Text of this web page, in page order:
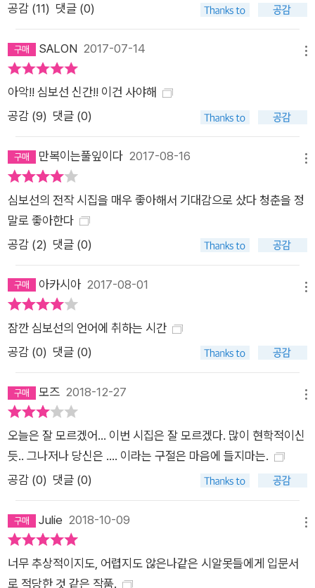
습을 드러내왔다. 이러한 삶의 모습은 시집 속에도 고스란히 투영
되곤 하는데, 구의역에서 스크린도어 정비 중 사망한 소년에 대한
시 「갈색 가방이 있던 역」, 쌍용차 해고 노동자 문제를 다룬 「스물
세번째 인간」 등에서 잘 드러나 있다. 특히 심보선은 단순히 사건
의 전말을 드러내는 데에서 그치는 것이 아니라 마치 또 다른 누
군가를 소환하는 방식으로 시를 전개해간다. 상대의 이름을 묻는
것, 즉 누군가에게 이름을 부여함으로써 자신의 삶으로 타인을 끌
어들일 때 그 타인은 자본주의 안에서 아스라히 사라져간 “죽은
이들”의 이름 중 하나로 자신을 호명해줄 것을 요청한다. 즉, 심
보선이 시집을 열면서 “들어라”라는 시구로 수많은 사람들(그의
삶의 결로 보았을 때 이들은 대부분 자본주의 아래에 속박당한 자
들일 것이다)을 소환할 때, 그리고 그들이 “죽은 이들”로서 그 스
로서로 연결되는 고리를 발견한다. 이는 단순히 내가 너에게 손을
뻗는 일을 넘어, 너가 나에게 닿으려는 의지, 동시에 너와 너가,
는 이름 아래 지어진 공동체가 모습을 드러내는 것이다. 심보선의
시에서 수신자가 설정된 듯한 느낌들, 비단 “들어라”라는 구체적
의 구술사」) 혹은 서간 형식으로 진행되는 시(「브라운이 브라운
에게」)들은 심보선이 꾸려놓은 언어라는 공동체 안에서 듣는 자
와, 말하는 자 사이의 연결 고리가 시 전체의 분위기를 장악하고
있음을 보여준다. 우리는 모두 하나의 조짐, 희미한 움직임이다
바통을 주고받는 이름 없는 주자들이다 그 바통 위에는 ‘끝나지
않았어’라는 말이 새겨져 있다 ―「끝나지 않았어」 부분 “끝나지
않았어”라는 그의 의지가 담긴 시구처럼, 불행이 꼬리를 물고 따
라와도 우리가 서로에게 바통을 쥐여주듯 서로에게 가닿을 수 있
다면 아주 작은 움직임으로 서로가 서로의 말에 닿을 수 있다면,
우리의 삶이 불행으로만 점철되지는 않을 수 있다는 어떤 가능성
공감 (11) 댓글 (0)
SALON 2017-07-14
아악!! 심보선 신간!! 이건 사야해
공감 (9) 댓글 (0)
만복이는풀잎이다 2017-08-16
심보선의 전작 시집을 매우 좋아해서 기대감으로 샀다 청춘을 정
말로 좋아한다
공감 (2) 댓글 (0)
아카시아 2017-08-01
잠깐 심보선의 언어에 취하는 시간
공감 (0) 댓글 (0)
모즈 2018-12-27
오늘은 잘 모르겠어... 이번 시집은 잘 모르겠다. 많이 현학적이신
듯.. 그나저나 당신은 .... 이라는 구절은 마음에 들지마는.
공감 (0) 댓글 (0)
Julie 2018-10-09
너무 추상적이지도, 어렵지도 않은나같은 시알못들에게 입문서
로 적당한 것 같은 작품.